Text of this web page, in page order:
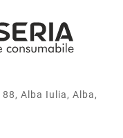
Alba Iulia, Alba,